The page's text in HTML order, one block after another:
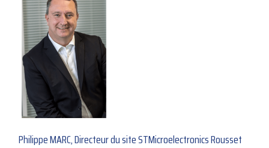
Philippe MARC, Directeur du site STMicroelectronics Rousset